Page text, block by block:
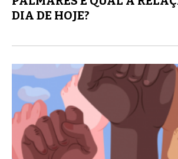
DIA DE HOJE?